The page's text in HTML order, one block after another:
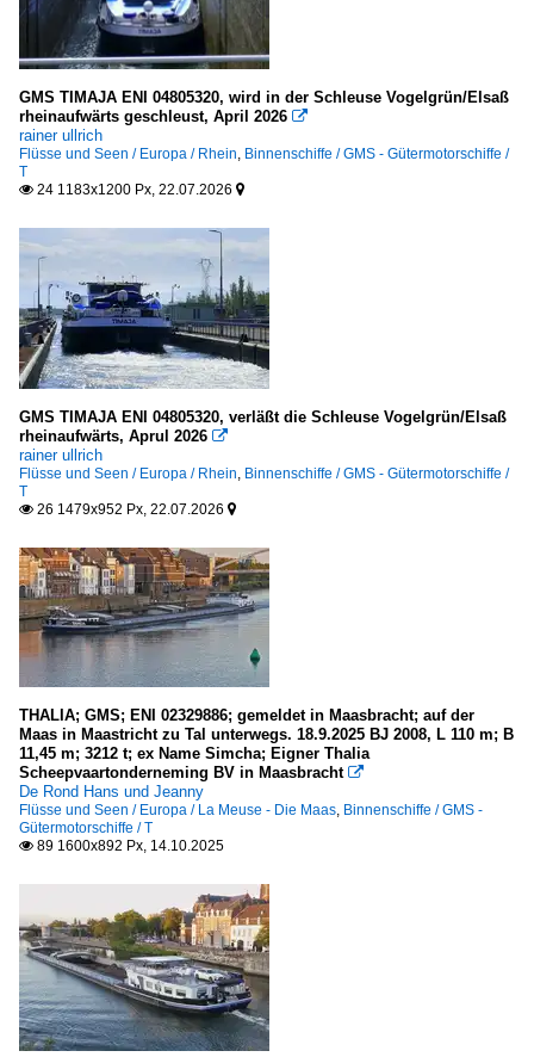
Binnenschiffe
FGS - Fahrgastschiffe
W
D
E
G
I
K
Flüsse und Seen
Deutschland
Havel
Main
Neckar
Sonstige Flüsse
Weser und Nebenflüsse
Donau
Elbe
La Meuse - Die Maas
Mosel und Saar
Rhein
1965
1968
1970
1973
1990
2000
2000
2007
2009
2010
2011
2012
2013
2014
2016
2017
2018
2019
2020
2021
2022
2023
GMS TIMAJA ENI 04805320, wird in der Schleuse Vogelgrün/Elsaß
rheinaufwärts geschleust, April 2026 
rainer ullrich
Flüsse und Seen / Europa / Rhein, Binnenschiffe / GMS - Gütermotorschiffe /
T
 24 1183x1200 Px, 22.07.2026 
GMS TIMAJA ENI 04805320, verläßt die Schleuse Vogelgrün/Elsaß
rheinaufwärts, Aprul 2026 
rainer ullrich
Flüsse und Seen / Europa / Rhein, Binnenschiffe / GMS - Gütermotorschiffe /
T
 26 1479x952 Px, 22.07.2026 
THALIA; GMS; ENI 02329886; gemeldet in Maasbracht; auf der
Maas in Maastricht zu Tal unterwegs. 18.9.2025 BJ 2008, L 110 m; B
11,45 m; 3212 t; ex Name Simcha; Eigner Thalia
Scheepvaartonderneming BV in Maasbracht 
De Rond Hans und Jeanny
Flüsse und Seen / Europa / La Meuse - Die Maas, Binnenschiffe / GMS -
Gütermotorschiffe / T
 89 1600x892 Px, 14.10.2025